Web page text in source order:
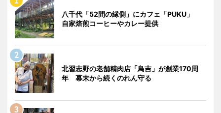
八千代「52間の縁側」にカフェ「PUKU」
自家焙煎コーヒーやカレー提供
北習志野の老舗精肉店「鳥吉」が創業170周
年 幕末から続くのれん守る